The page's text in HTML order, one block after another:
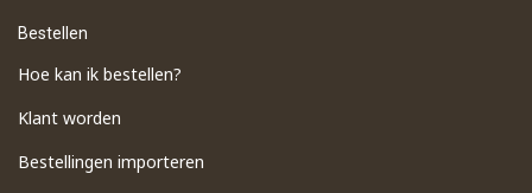
Bestellen
Hoe kan ik bestellen?
Klant worden
Bestellingen importeren